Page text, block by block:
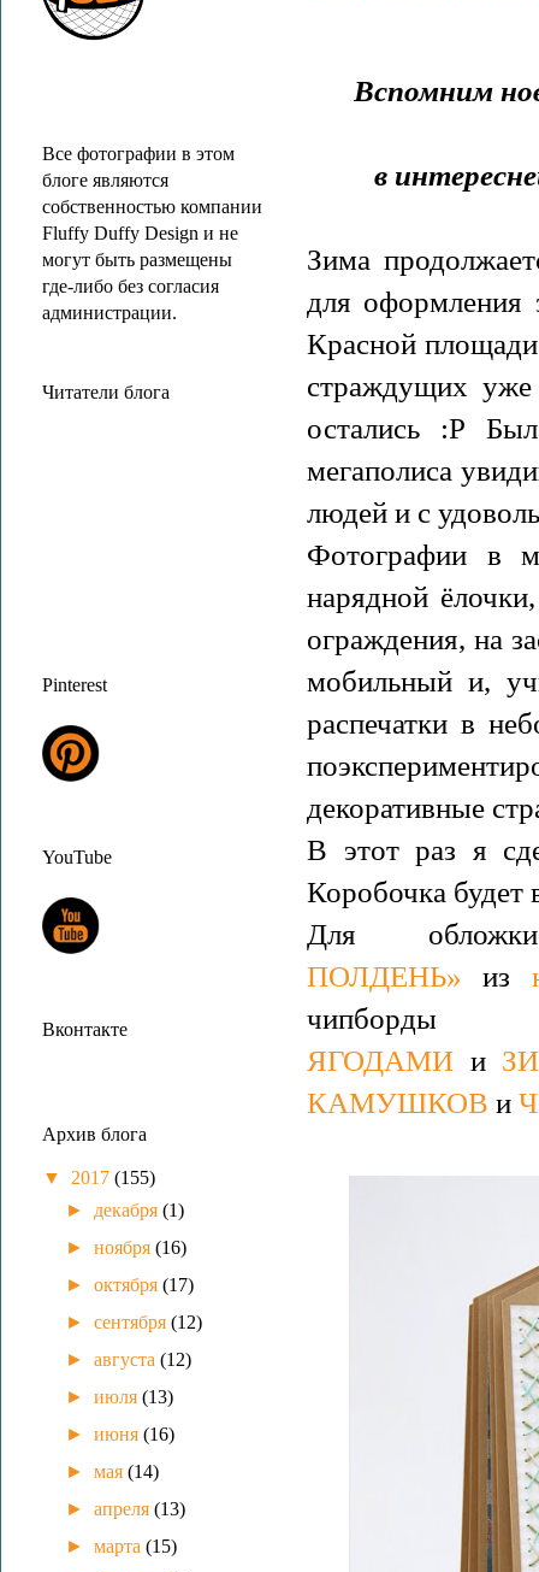
Вспомним
в
Зима
для оформления
Красной
страждущих
остались :Р
мегаполиса
людей и с
Фотографии в
нарядной
ограждения, на
мобильный и,
распечатки в
декоративные
В этот раз я
Коробочка будет
Для
ПОЛДЕНЬ» из
ЯГОДАМИ и
КАМУШКОВ и
Все фотографии в этом
блоге являются
собственностью компании
Fluffy Duffy Design и не
могут быть размещены
где-либо без согласия
администрации.
Читатели блога
Pinterest
YouTube
Вконтакте
Архив блога
▼ 2017 (155)
► декабря(1)
►ноября(16)
►октября(17)
►сентября(12)
►августа(12)
►июля(13)
►июня(16)
►мая(14)
►апреля(13)
►марта(15)